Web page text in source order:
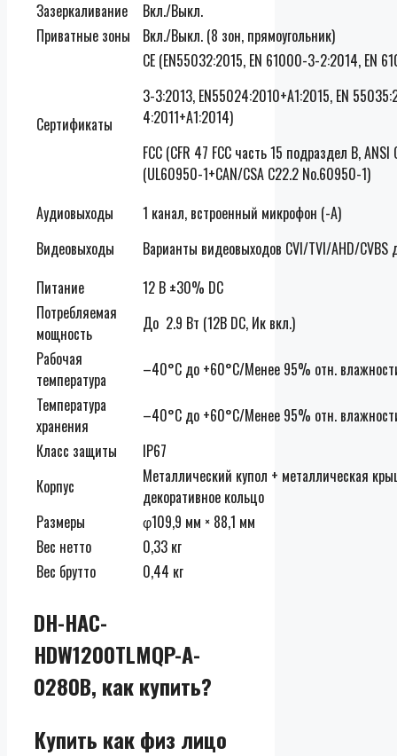
Зазеркаливание
Вкл./Выкл.
Приватные зоны
Вкл./Выкл. (8 зон, прямоугольник)
Сертификаты
CE (EN55032:2015, EN 61000-3-2:2014, EN
3-3:2013, EN55024:2010+A1:2015, EN
4:2011+A1:2014)
FCC (CFR 47 FCC часть 15 подраздел B,
(UL60950-1+CAN/CSA C22.2 No.60950-1)
Аудиовыходы
Видеовыходы
1 канал, встроенный микрофон (-A)
Варианты видеовыходов CVI/TVI/AHD/CVBS
Питание
12 В ±30% DC
Потребляемая
мощность
До 2.9 Вт (12В DC, Ик вкл.)
Рабочая
температура
–40°C до +60°C/Менее 95% отн.
Температура
хранения
–40°C до +60°C/Менее 95% отн.
Класс защиты
IP67
Корпус
Металлический купол + металлическая
декоративное кольцо
Размеры
φ109,9 мм × 88,1 мм
Вес нетто
0,33 кг
Вес брутто
0,44 кг
DH-HAC-
HDW1200TLMQP-A-
0280B, как купить?
Купить как физ лицо